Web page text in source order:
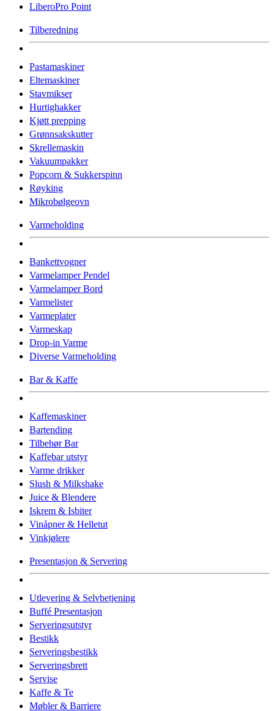
LiberoPro Point
Tilberedning
Pastamaskiner
Eltemaskiner
Stavmikser
Hurtighakker
Kjøtt prepping
Grønnsakskutter
Skrellemaskin
Vakuumpakker
Popcorn & Sukkerspinn
Røyking
Mikrobølgeovn
Varmeholding
Bankettvogner
Varmelamper Pendel
Varmelamper Bord
Varmelister
Varmeplater
Varmeskap
Drop-in Varme
Diverse Varmeholding
Bar & Kaffe
Kaffemaskiner
Bartending
Tilbehør Bar
Kaffebar utstyr
Varme drikker
Slush & Milkshake
Juice & Blendere
Iskrem & Isbiter
Vinåpner & Helletut
Vinkjølere
Presentasjon & Servering
Utlevering & Selvbetjening
Buffé Presentasjon
Serveringsutstyr
Bestikk
Serveringsbestikk
Serveringsbrett
Servise
Kaffe & Te
Møbler & Barriere